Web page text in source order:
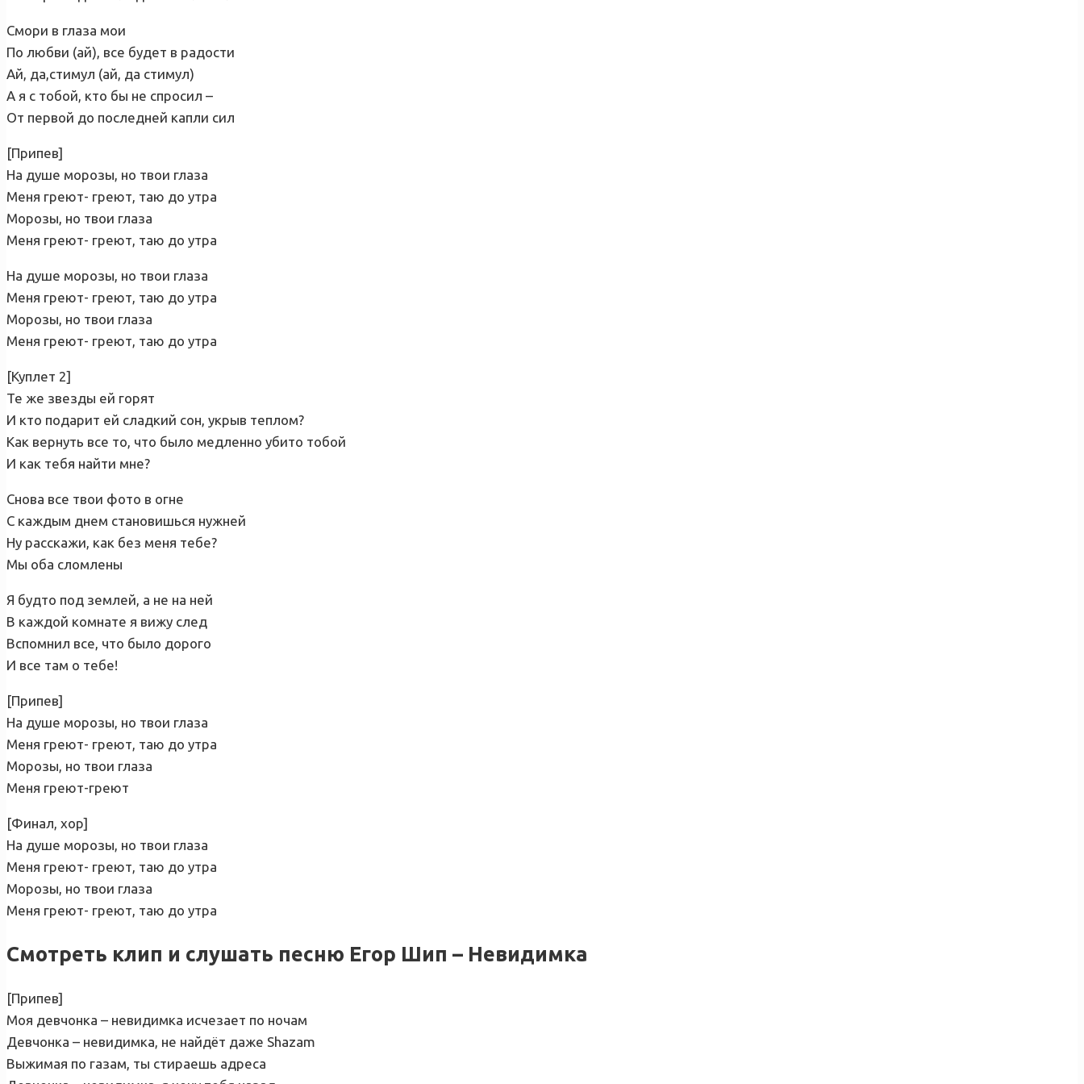
Смори в глаза мои
По любви (ай), все будет в радости
Ай, да,стимул (ай, да стимул)
А я с тобой, кто бы не спросил –
От первой до последней капли сил
[Припев]
На душе морозы, но твои глаза
Меня греют- греют, таю до утра
Морозы, но твои глаза
Меня греют- греют, таю до утра
На душе морозы, но твои глаза
Меня греют- греют, таю до утра
Морозы, но твои глаза
Меня греют- греют, таю до утра
[Куплет 2]
Те же звезды ей горят
И кто подарит ей сладкий сон, укрыв теплом?
Как вернуть все то, что было медленно убито тобой
И как тебя найти мне?
Снова все твои фото в огне
С каждым днем становишься нужней
Ну расскажи, как без меня тебе?
Мы оба сломлены
Я будто под землей, а не на ней
В каждой комнате я вижу след
Вспомнил все, что было дорого
И все там о тебе!
[Припев]
На душе морозы, но твои глаза
Меня греют- греют, таю до утра
Морозы, но твои глаза
Меня греют-греют
[Финал, хор]
На душе морозы, но твои глаза
Меня греют- греют, таю до утра
Морозы, но твои глаза
Меня греют- греют, таю до утра
Смотреть клип и слушать песню Егор Шип – Невидимка
[Припев]
Моя девчонка – невидимка исчезает по ночам
Девчонка – невидимка, не найдёт даже Shazam
Выжимая по газам, ты стираешь адреса